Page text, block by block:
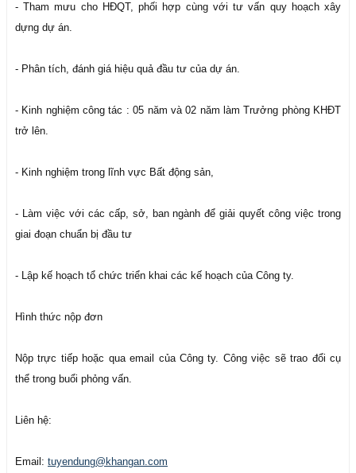
- Tham mưu cho HĐQT, phối hợp cùng với tư vấn quy hoạch xây
dựng dự án.
- Phân tích, đánh giá hiệu quả đầu tư của dự án.
- Kinh nghiệm công tác : 05 năm và 02 năm làm Trưởng phòng KHĐT
trở lên.
- Kinh nghiệm trong lĩnh vực Bất động sản,
- Làm việc với các cấp, sở, ban ngành để giải quyết công việc trong
giai đoạn chuẩn bị đầu tư
- Lập kế hoạch tổ chức triển khai các kế hoạch của Công ty.
Hình thức nộp đơn
Nộp trực tiếp hoặc qua email của Công ty. Công việc sẽ trao đổi cụ
thể trong buổi phỏng vấn.
Liên hệ:
Email: tuyendung@khangan.com